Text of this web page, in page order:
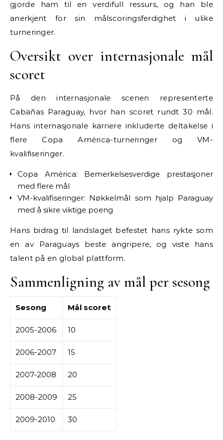
gjorde ham til en verdifull ressurs, og han ble
anerkjent for sin målscoringsferdighet i ulike
turneringer.
Oversikt over internasjonale mål
scoret
På den internasjonale scenen representerte
Cabañas Paraguay, hvor han scoret rundt 30 mål.
Hans internasjonale karriere inkluderte deltakelse i
flere Copa América-turneringer og VM-
kvalifiseringer.
Copa América: Bemerkelsesverdige prestasjoner
med flere mål
VM-kvalifiseringer: Nøkkelmål som hjalp Paraguay
med å sikre viktige poeng
Hans bidrag til landslaget befestet hans rykte som
en av Paraguays beste angripere, og viste hans
talent på en global plattform.
Sammenligning av mål per sesong
Sesong Mål scoret
2005-2006 10
2006-2007 15
2007-2008 20
2008-2009 25
2009-2010 30